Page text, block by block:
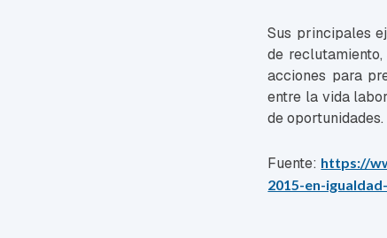
Sus principales
de
acciones para
entre la vida
de oportunidades.
Fuente: https://
2015-en-